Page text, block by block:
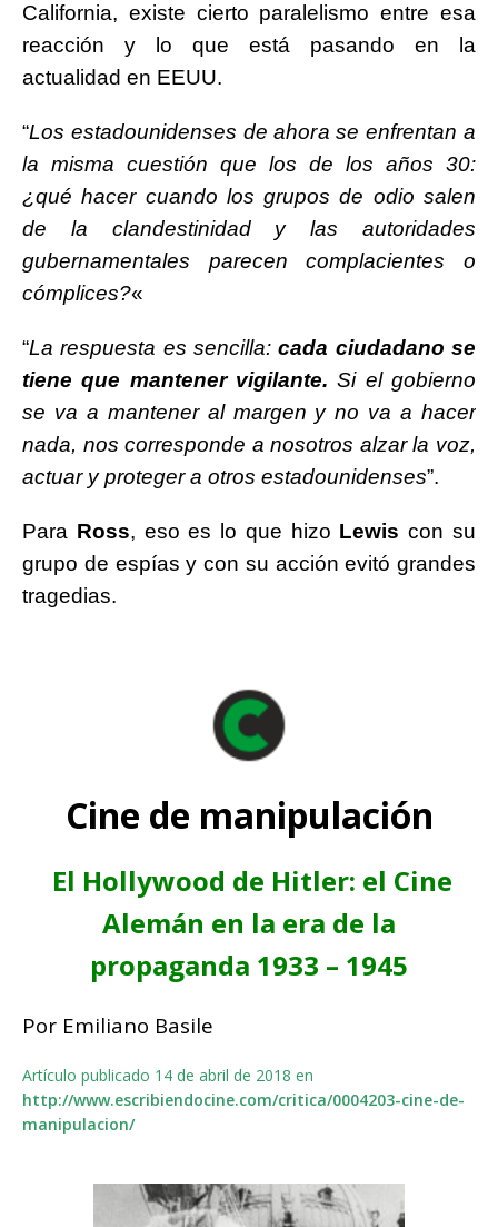
California, existe cierto paralelismo entre esa
reacción y lo que está pasando en la
actualidad en EEUU.
“Los estadounidenses de ahora se enfrentan a
la misma cuestión que los de los años 30:
¿qué hacer cuando los grupos de odio salen
de la clandestinidad y las autoridades
gubernamentales parecen complacientes o
cómplices?«
“La respuesta es sencilla:cada ciudadano se
tiene que mantener vigilante.Si el gobierno
se va a mantener al margen y no va a hacer
nada, nos corresponde a nosotros alzar la voz,
actuar y proteger a otros estadounidenses”.
Para Ross, eso es lo que hizo Lewis con su
grupo de espías y con su acción evitó grandes
tragedias.
Cine de manipulación
El Hollywood de Hitler: el Cine
Alemán en la era de la
propaganda 1933 – 1945
Por Emiliano Basile
Artículo publicado 14 de abril de 2018 en
http://www.escribiendocine.com/critica/0004203-cine-de-
manipulacion/